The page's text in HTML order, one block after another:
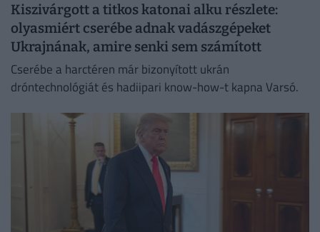
Kiszivárgott a titkos katonai alku részlete:
olyasmiért cserébe adnak vadászgépeket
Ukrajnának, amire senki sem számított
Cserébe a harctéren már bizonyított ukrán
dróntechnológiát és hadiipari know-how-t kapna Varsó.